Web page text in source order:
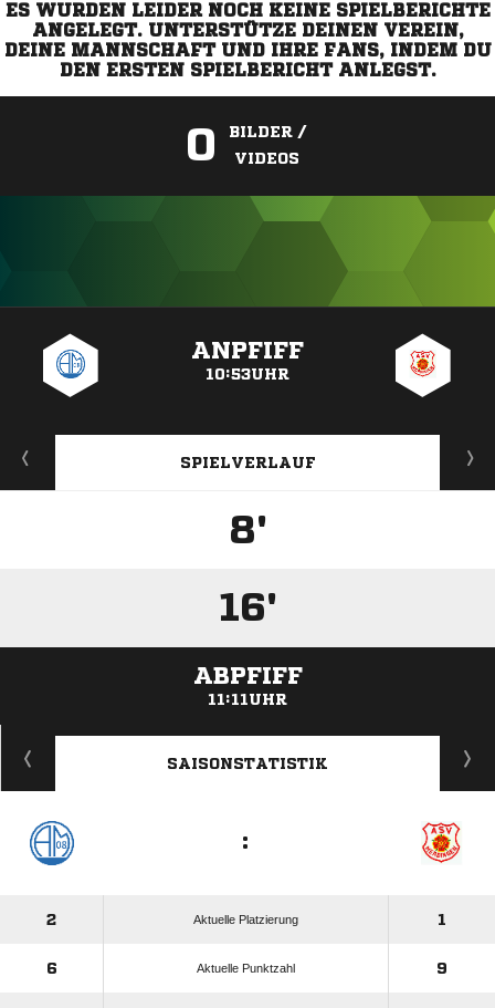
ES WURDEN LEIDER NOCH KEINE SPIELBERICHTE
ANGELEGT. UNTERSTÜTZE DEINEN VEREIN,
DEINE MANNSCHAFT UND IHRE FANS, INDEM DU
DEN ERSTEN SPIELBERICHT ANLEGST.
0
BILDER /
VIDEOS
ANPFIFF
10:53UHR
SPIELVERLAUF
8'
16'
ABPFIFF
11:11UHR
ANZEIGE
SAISONSTATISTIK
:
2 Aktuelle Platzierung 1
6 Aktuelle Punktzahl 9